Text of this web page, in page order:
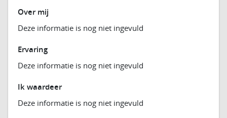
Over mij
Deze informatie is nog niet ingevuld
Ervaring
Deze informatie is nog niet ingevuld
Ik waardeer
Deze informatie is nog niet ingevuld